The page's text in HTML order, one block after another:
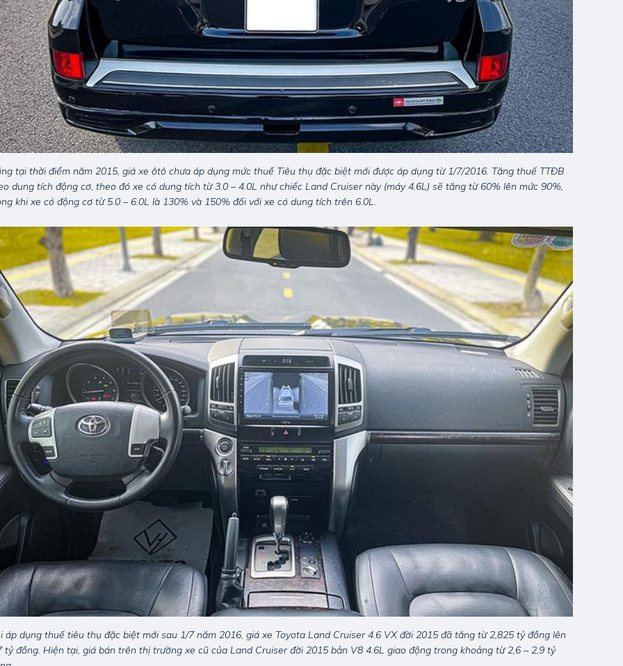
tại thời điểm năm 2015, giá xe ôtô chưa áp dụng mức thuế Tiêu thụ đặc biệt mới được áp dụng từ 1/7/2016. Tăng thuế TTĐB
dung tích động cơ, theo đó xe có dung tích từ 3.0 – 4.0L như chiếc Land Cruiser này (máy 4.6L) sẽ tăng từ 60% lên mức 90%,
khi xe có động cơ từ 5.0 – 6.0L là 130% và 150% đối với xe có dung tích trên 6.0L.
áp dụng thuế tiêu thụ đặc biệt mới sau 1/7 năm 2016, giá xe Toyota Land Cruiser 4.6 VX đời 2015 đã tăng từ 2,825 tỷ đồng lên
tỷ đồng. Hiện tại, giá bán trên thị trường xe cũ của Land Cruiser đời 2015 bản V8 4.6L giao động trong khoảng từ 2,6 – 2,9 tỷ